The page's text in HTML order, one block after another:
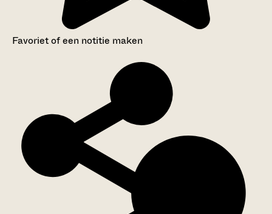
Favoriet of een notitie maken